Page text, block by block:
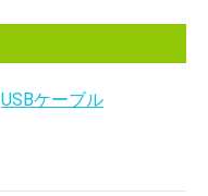
USBケーブル